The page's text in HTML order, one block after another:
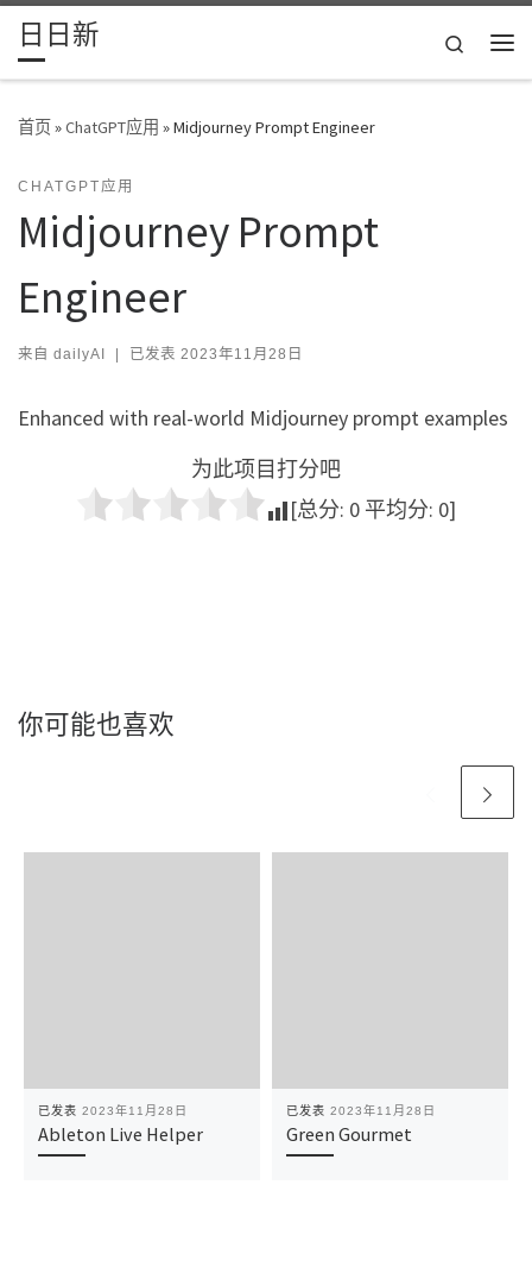
Skip to content
日日新
Search
首页»ChatGPT应用 »Midjourney Prompt Engineer
CHATGPT应用
Midjourney Prompt
Engineer
来自 dailyAI | 已发表 2023年11月28日
Enhanced with real-world Midjourney prompt examples
为此项目打分吧
[总分: 0 平均分: 0]
你可能也喜欢
已发表 2023年11月28日
Ableton Live Helper
已发表 2023年11月28日
Green Gourmet